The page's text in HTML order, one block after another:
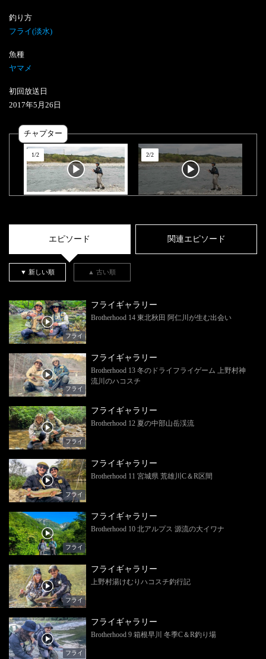
釣り方
フライ(淡水)
魚種
ヤマメ
初回放送日
2017年5 月 26 日
チャプター
1/2 2/2
エピソード 関連エピソード
▼ 新しい順 ▲ 古い順
フライ
フライギャラリー
Brotherhood 14 東北秋田 阿仁川が生む出会い
フライ
フライギャラリー
Brotherhood 13 冬のドライフライゲーム 上野村神
流川のハコスチ
フライ
フライギャラリー
Brotherhood 12 夏の中部山岳渓流
フライ
フライギャラリー
Brotherhood 11 宮城県 荒雄川C＆R区間
フライ
フライギャラリー
Brotherhood 10 北アルプス 源流の大イワナ
フライ
フライギャラリー
上野村湯けむりハコスチ釣行記
フライ
フライギャラリー
Brotherhood 9 箱根早川 冬季C＆R釣り場